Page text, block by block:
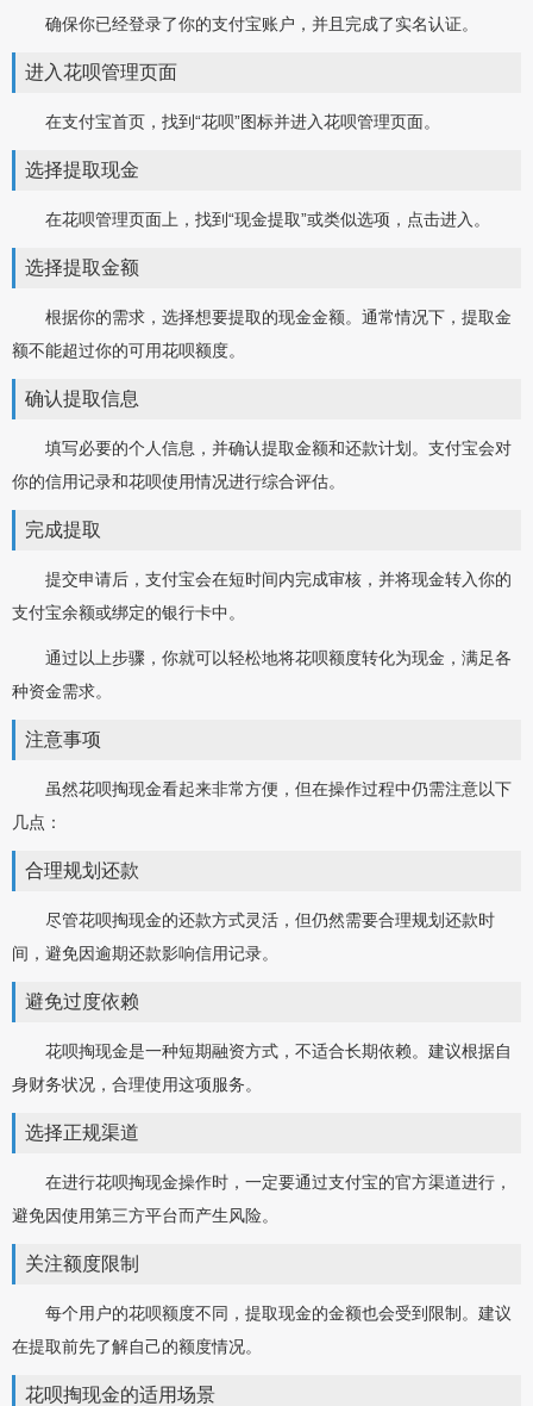
确保你已经登录了你的支付宝账户，并且完成了实名认证。
进入花呗管理页面
在支付宝首页，找到“花呗”图标并进入花呗管理页面。
选择提取现金
在花呗管理页面上，找到“现金提取”或类似选项，点击进入。
选择提取金额
根据你的需求，选择想要提取的现金金额。通常情况下，提取金
额不能超过你的可用花呗额度。
确认提取信息
填写必要的个人信息，并确认提取金额和还款计划。支付宝会对
你的信用记录和花呗使用情况进行综合评估。
完成提取
提交申请后，支付宝会在短时间内完成审核，并将现金转入你的
支付宝余额或绑定的银行卡中。
通过以上步骤，你就可以轻松地将花呗额度转化为现金，满足各
种资金需求。
注意事项
虽然花呗掏现金看起来非常方便，但在操作过程中仍需注意以下
几点：
合理规划还款
尽管花呗掏现金的还款方式灵活，但仍然需要合理规划还款时
间，避免因逾期还款影响信用记录。
避免过度依赖
花呗掏现金是一种短期融资方式，不适合长期依赖。建议根据自
身财务状况，合理使用这项服务。
选择正规渠道
在进行花呗掏现金操作时，一定要通过支付宝的官方渠道进行，
避免因使用第三方平台而产生风险。
关注额度限制
每个用户的花呗额度不同，提取现金的金额也会受到限制。建议
在提取前先了解自己的额度情况。
花呗掏现金的适用场景